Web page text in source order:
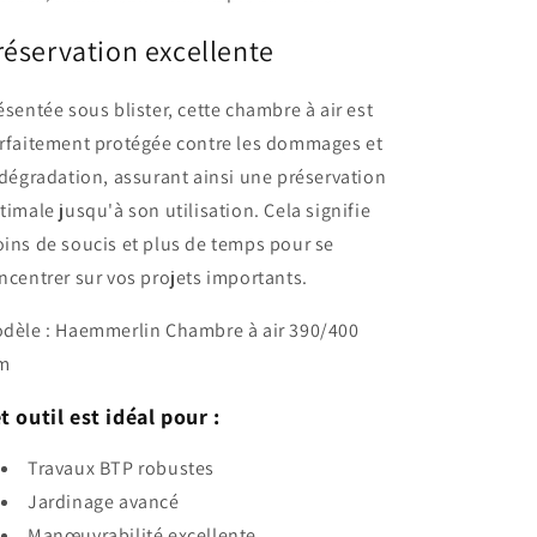
excellente
sous blister, cette chambre à air est
protégée contre les dommages et
assurant ainsi une préservation
jusqu'à son utilisation. Cela signifie
de soucis et plus de temps pour se
sur vos projets importants.
: Haemmerlin Chambre à air 390/400
outil est idéal pour :
Travaux BTP robustes
Jardinage avancé